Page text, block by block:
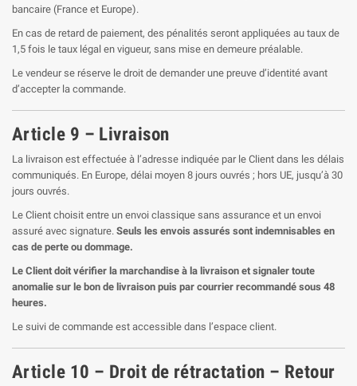
bancaire (France et Europe).
En cas de retard de paiement, des pénalités seront appliquées au taux de
1,5 fois le taux légal en vigueur, sans mise en demeure préalable.
Le vendeur se réserve le droit de demander une preuve d’identité avant
d’accepter la commande.
Article 9 – Livraison
La livraison est effectuée à l’adresse indiquée par le Client dans les délais
communiqués. En Europe, délai moyen 8 jours ouvrés ; hors UE, jusqu’à 30
jours ouvrés.
Le Client choisit entre un envoi classique sans assurance et un envoi
assuré avec signature. Seuls les envois assurés sont indemnisables en
cas de perte ou dommage.
Le Client doit vérifier la marchandise à la livraison et signaler toute
anomalie sur le bon de livraison puis par courrier recommandé sous 48
heures.
Le suivi de commande est accessible dans l’espace client.
Article 10 – Droit de rétractation – Retour